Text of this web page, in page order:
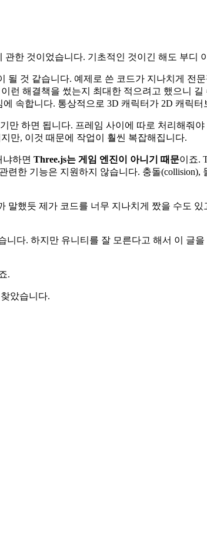
한 것이었습니다. 기초적인 것이긴 해도 부디
것 같습니다. 예제로 쓴 코드가 지나치게 전
런 해결책을 썼는지 최대한 적으려고 했으니
속합니다. 통상적으로 3D 캐릭터가 2D 캐릭
만 하면 됩니다. 프레임 사이에 따로 처리해줘
만, 이것 때문에 작업이 훨씬 복잡해집니다.
하면 Three.js는 게임 엔진이 아니기 때문이죠.
한 기능은 지원하지 않습니다. 충돌(collision),
말했듯 제가 코드를 너무 지나치게 짰을 수도
니다. 하지만 유니티를 잘 모른다고 해서 이 글
.
았습니다.